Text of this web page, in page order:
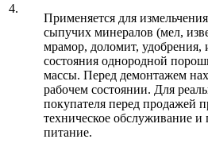
4.
Применяется для
сыпучих минералов (мел,
мрамор, доломит, удобрения,
состояния однородной
массы. Перед демонтажем
рабочем состоянии. Для
покупателя перед продажей
техническое обслуживание
питание.